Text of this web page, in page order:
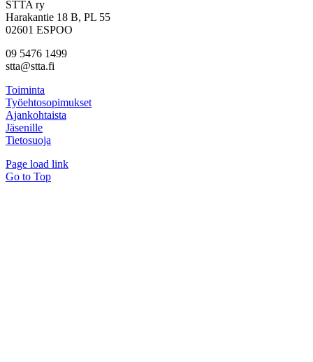
STTA ry
Harakantie 18 B, PL 55
02601 ESPOO
09 5476 1499
stta@stta.fi
Toiminta
Työehtosopimukset
Ajankohtaista
Jäsenille
Tietosuoja
Page load link
Go to Top